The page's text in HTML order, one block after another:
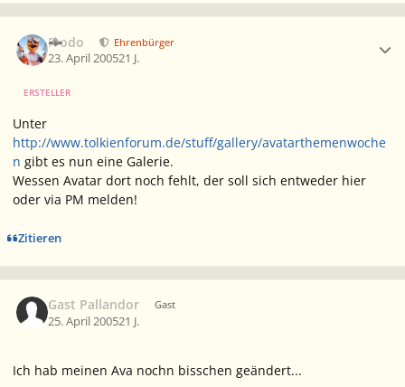
Frodo Ehrenbürger
23. April 200521 J.
ERSTELLER
Unter
http://www.tolkienforum.de/stuff/gallery/avatarthemenwoche
n gibt es nun eine Galerie.
Wessen Avatar dort noch fehlt, der soll sich entweder hier
oder via PM melden!
Zitieren
Gast Pallandor Gast
25. April 200521 J.
Ich hab meinen Ava nochn bisschen geändert...